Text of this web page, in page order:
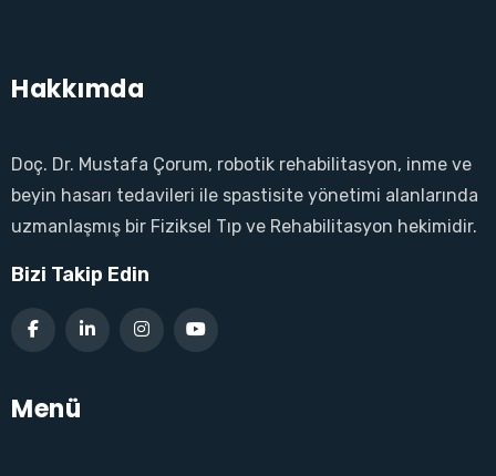
Hakkımda
Doç. Dr. Mustafa Çorum, robotik rehabilitasyon, inme ve
beyin hasarı tedavileri ile spastisite yönetimi alanlarında
uzmanlaşmış bir Fiziksel Tıp ve Rehabilitasyon hekimidir.
Bizi Takip Edin
Menü